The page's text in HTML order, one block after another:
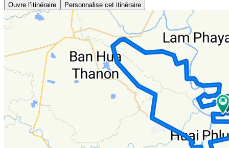
Ouvre l’itinéraire Personnalise cet itinéraire